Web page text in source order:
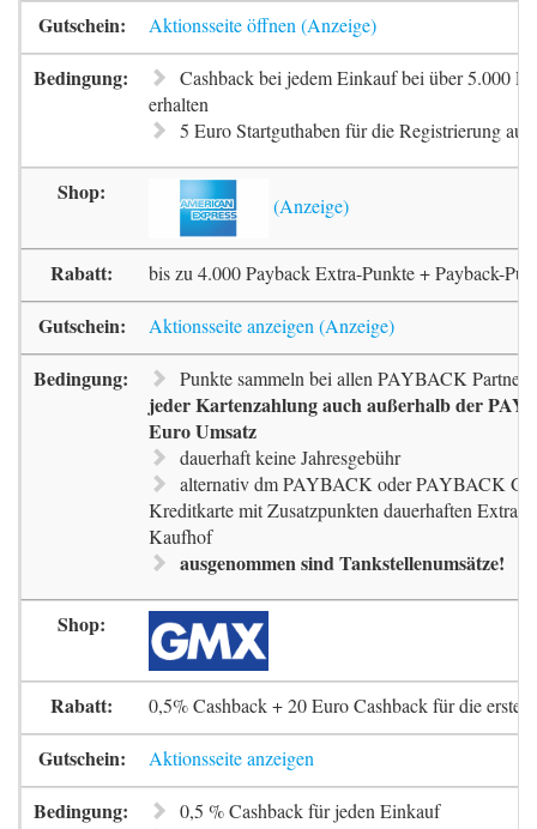
Aktionsseite öffnen
Cashback bei jedem Einkauf bei über 5.000
erhalten
5 Euro Startguthaben für die Registrierung
bis zu 4.000 Payback Extra-Punkte + Payback-
Aktionsseite anzeigen
Punkte sammeln bei allen PAYBACK
jeder Kartenzahlung auch außerhalb der
Euro Umsatz
dauerhaft keine Jahresgebühr
alternativ dm PAYBACK oder PAYBACK
Kreditkarte mit Zusatzpunkten dauerhaften Extra-
Kaufhof
ausgenommen sind Tankstellenumsätze!
0,5% Cashback + 20 Euro Cashback für die erste
Aktionsseite anzeigen
0,5 % Cashback für jeden Einkauf